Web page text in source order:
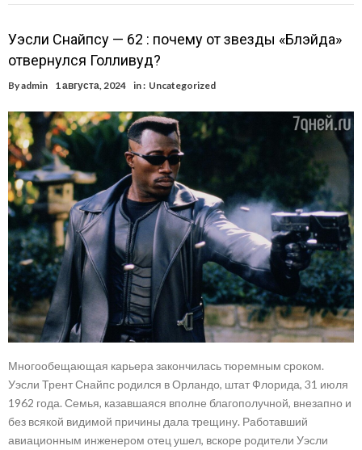
Уэсли Снайпсу — 62 : почему от звезды «Блэйда»
отвернулся Голливуд?
Byadmin 1 августа, 2024 in : Uncategorized
Многообещающая карьера закончилась тюремным сроком.
Уэсли Трент Снайпс родился в Орландо, штат Флорида, 31 июля
1962 года. Семья, казавшаяся вполне благополучной, внезапно и
без всякой видимой причины дала трещину. Работавший
авиационным инженером отец ушел, вскоре родители Уэсли